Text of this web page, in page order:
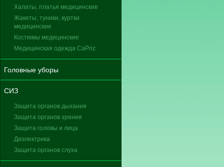
Халаты, платья медицинские
Жакеты, туники, куртки
медицинские
Костюмы медицинские
Медицинская одежда CaPriz
Головные уборы
СИЗ
Защита органов дыхания
Защита органов зрения
Защита головы и лица
Диэлектрика
Защита органов слуха